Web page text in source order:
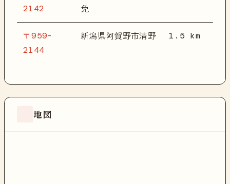
2142
免
〒959-
2144
新潟県阿賀野市清野 1.5 km
地図